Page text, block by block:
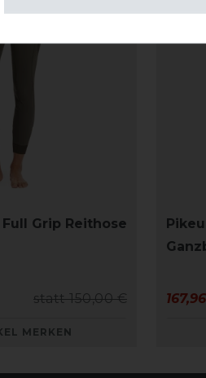
Grip Reithose
statt 150,00 €
MERKEN